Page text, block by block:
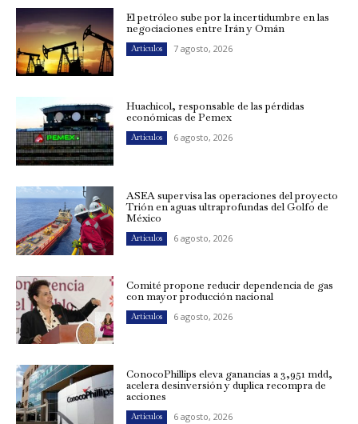
El petróleo sube por la incertidumbre en las
negociaciones entre Irán y Omán
Artículos 7 agosto, 2026
Huachicol, responsable de las pérdidas
económicas de Pemex
Artículos 6 agosto, 2026
ASEA supervisa las operaciones del proyecto
Trión en aguas ultraprofundas del Golfo de
México
Artículos 6 agosto, 2026
Comité propone reducir dependencia de gas
con mayor producción nacional
Artículos 6 agosto, 2026
ConocoPhillips eleva ganancias a 3,951 mdd,
acelera desinversión y duplica recompra de
acciones
Artículos 6 agosto, 2026